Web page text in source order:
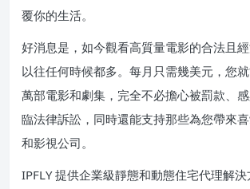
覆你的生活。
好消息是，如今觀看高質量電影的合法且
以往任何時候都多。每月只需幾美元，您
萬部電影和劇集，完全不必擔心被罰款、
臨法律訴訟，同時還能支持那些為您帶來
和影視公司。
IPFLY 提供企業級靜態和動態住宅代理解